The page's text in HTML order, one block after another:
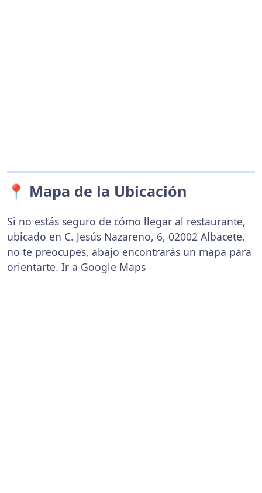
📍 Mapa de la Ubicación
Si no estás seguro de cómo llegar al restaurante,
ubicado en C. Jesús Nazareno, 6, 02002 Albacete,
no te preocupes, abajo encontrarás un mapa para
orientarte. Ir a Google Maps